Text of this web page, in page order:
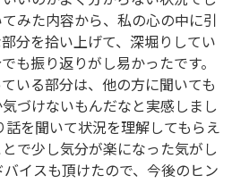
みた内容から、私の心の中に引
分を拾い上げて、深堀りしてい
も振り返りがし易かったです。
いる部分は、他の方に聞いても
づけないもんだなと実感しまし
話を聞いて状況を理解してもらえ
で少し気分が楽になった気がし
バイスも頂けたので、今後のヒン